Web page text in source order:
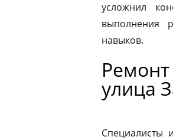
усложнил
выполнения
навыков.
улица
Специалисты